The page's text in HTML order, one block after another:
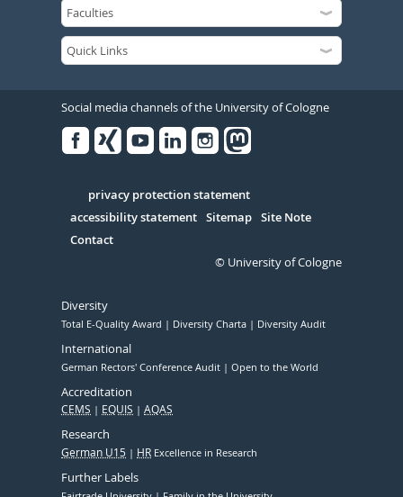
Social media channels of the University of Cologne
Serivce
privacy protection statement
accessibility statement Sitemap Site Note
Contact
© University of Cologne
Diversity
Total E-Quality Award Diversity Charta Diversity Audit
International
German Rectors' Conference Audit Open to the World
Accreditation
CEMS EQUIS AQAS
Research
German U15 HR Excellence in Research
Further Labels